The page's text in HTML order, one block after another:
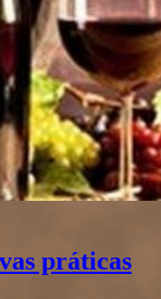
práticas